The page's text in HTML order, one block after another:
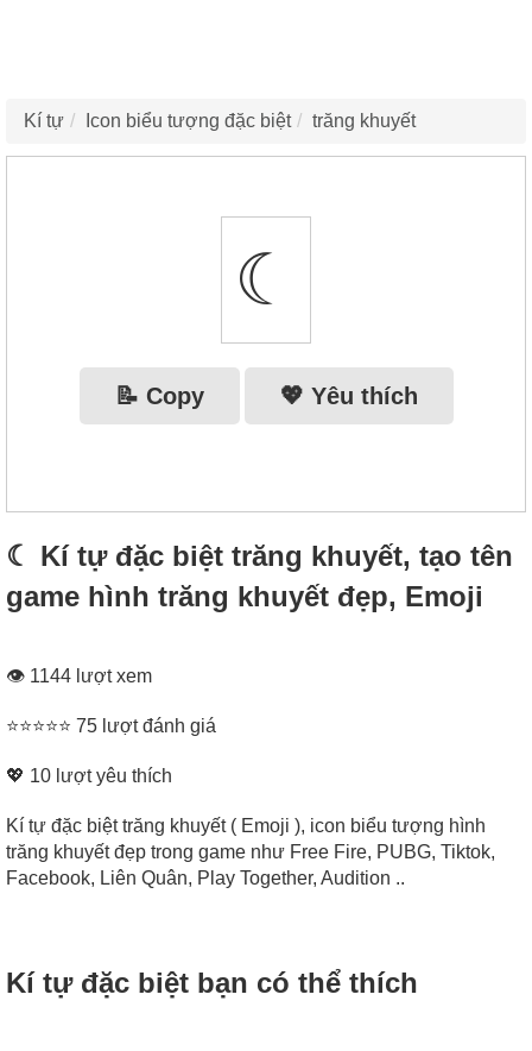
Kí tự Icon biểu tượng đặc biệt trăng khuyết
☾
📝 Copy 💖 Yêu thích
☾ Kí tự đặc biệt trăng khuyết, tạo tên
game hình trăng khuyết đẹp, Emoji
👁 1144 lượt xem
⭐⭐⭐⭐⭐ 75 lượt đánh giá
💖 10 lượt yêu thích
Kí tự đặc biệt trăng khuyết ( Emoji ), icon biểu tượng hình
trăng khuyết đẹp trong game như Free Fire, PUBG, Tiktok,
Facebook, Liên Quân, Play Together, Audition ..
Kí tự đặc biệt bạn có thể thích